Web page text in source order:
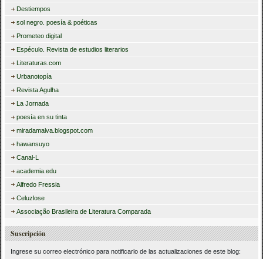
Destiempos
sol negro. poesía & poéticas
Prometeo digital
Espéculo. Revista de estudios literarios
Literaturas.com
Urbanotopía
Revista Agulha
La Jornada
poesía en su tinta
miradamalva.blogspot.com
hawansuyo
Canal-L
academia.edu
Alfredo Fressia
Celuzlose
Associação Brasileira de Literatura Comparada
Suscripción
Ingrese su correo electrónico para notificarlo de las actualizaciones de este blog: